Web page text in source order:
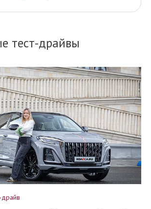
тест-драйвы
драйв